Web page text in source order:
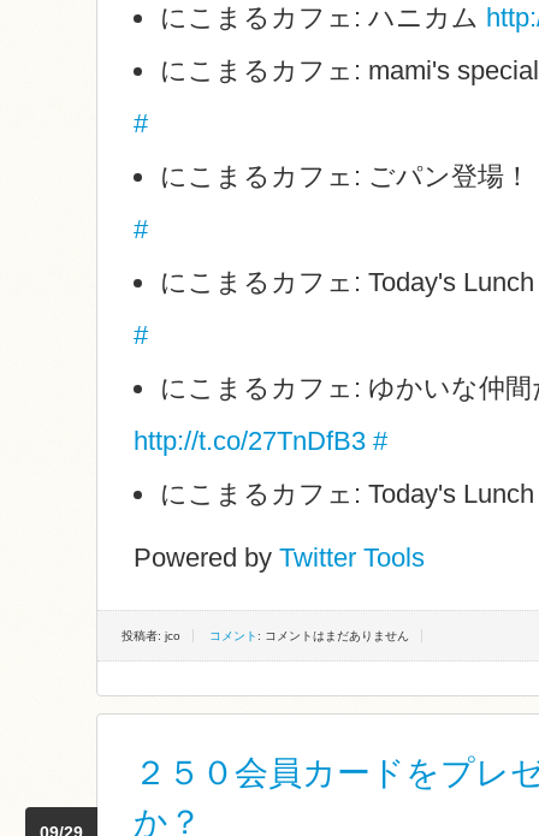
にこまるカフェ: ハニカム
にこまるカフェ: mami's
#
にこまるカフェ: ごパン登場
#
にこまるカフェ: Today's
#
にこまるカフェ: ゆかいな仲間
http://t.co/27TnDfB3 #
にこまるカフェ: Today's
Powered by Twitter Tools
投稿者: jco コメント : コメントはまだありません
２５０会員カードをプレ
か？